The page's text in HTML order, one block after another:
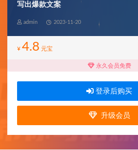
写出爆款文案
admin 2023-11-20
¥ 4.8 元宝
永久会员免费
登录后购买
升级会员